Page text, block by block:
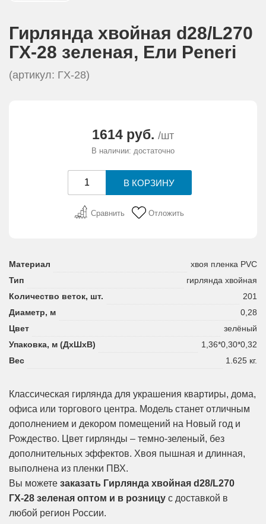
Гирлянда хвойная d28/L270
ГХ-28 зеленая, Eли Peneri
(артикул: ГХ-28)
1614 руб. /шт
В наличии: достаточно
Сравнить Отложить
Материал
хвоя пленка PVC
Тип
гирлянда хвойная
Количество веток, шт.
201
Диаметр, м
0,28
Цвет
зелёный
Упаковка, м (ДхШхВ)
1,36*0,30*0,32
Вес
1.625 кг.
Классическая гирлянда для украшения квартиры, дома,
офиса или торгового центра. Модель станет отличным
дополнением и декором помещений на Новый год и
Рождество. Цвет гирлянды – темно-зеленый, без
дополнительных эффектов. Хвоя пышная и длинная,
выполнена из пленки ПВХ.
Вы можете заказать Гирлянда хвойная d28/L270
ГХ-28 зеленая оптом и в розницу с доставкой в
любой регион России.